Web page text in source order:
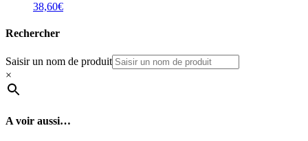
38,60€
Rechercher
Saisir un nom de produit
×
A voir aussi…